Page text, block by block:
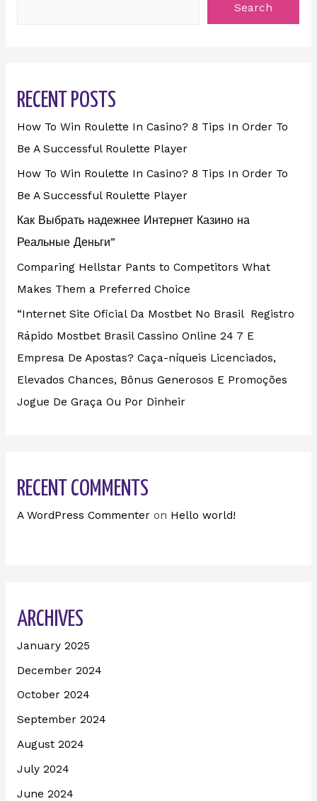
Search
RECENT POSTS
How To Win Roulette In Casino? 8 Tips In Order To
Be A Successful Roulette Player
How To Win Roulette In Casino? 8 Tips In Order To
Be A Successful Roulette Player
Как Выбрать надежнее Интернет Казино на
Реальные Деньги”
Comparing Hellstar Pants to Competitors What
Makes Them a Preferred Choice
“Internet Site Oficial Da Mostbet No Brasil ️ Registro
Rápido Mostbet Brasil Cassino Online 24 7 E
Empresa De Apostas? Caça-níqueis Licenciados,
Elevados Chances, Bônus Generosos E Promoções ️
Jogue De Graça Ou Por Dinheir
RECENT COMMENTS
A WordPress Commenteron Hello world!
ARCHIVES
January 2025
December 2024
October 2024
September 2024
August 2024
July 2024
June 2024